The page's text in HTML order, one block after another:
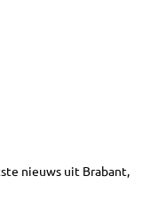
nieuws uit Brabant,